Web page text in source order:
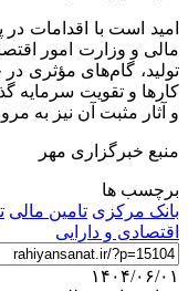
امید است با اقدامات
مالی و وزارت امور
تولید، گام‌های مؤثری
کارها و تقویت سرمایه
و آثار مثبت آن نیز به
منبع خبرگزاری مهر
برچسب ها
بانک مرکزی تامین مالی
اقتصادی و دارایی
۱۴۰۴/۰۶/۰۱